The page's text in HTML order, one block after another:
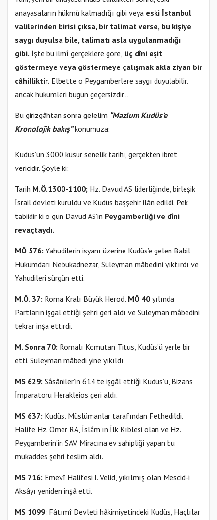
anayasaların hükmü kalmadığı gibi veya eski İstanbul
valilerinden birisi çıksa, bir talimat verse, bu kişiye
saygı duyulsa bile, talimatı asla uygulanmadığı
gibi. İşte bu ilmî gerçeklere göre, üç dîni eşit
göstermeye veya göstermeye çalışmak akla ziyan bir
câhilliktir. Elbette o Peygamberlere saygı duyulabilir,
ancak hükümleri bugün geçersizdir…
Bu girizgâhtan sonra gelelim “Mazlum Kudüs'e
Kronolojik bakış”konumuza:
Kudüs’ün 3000 küsur senelik tarihi, gerçekten ibret
vericidir. Şöyle ki:
Tarih M.Ö.1300-1100; Hz. Davud AS liderliğinde, birleşik
İsrail devleti kuruldu ve Kudüs başşehir ilân edildi. Pek
tabiidir ki o gün Davud AS’in Peygamberliği ve dîni
revaçtaydı.
MÖ 576: Yahudilerin isyanı üzerine Kudüs’e gelen Babil
Hükümdarı Nebukadnezar, Süleyman mâbedini yıktırdı ve
Yahudileri sürgün etti.
M.Ö. 37: Roma Kralı Büyük Herod, MÖ 40 yılında
Partların işgal ettiği şehri geri aldı ve Süleyman mâbedini
tekrar inşa ettirdi.
M. Sonra 70: Romalı Komutan Titus, Kudüs’ü yerle bir
etti. Süleyman mâbedi yine yıkıldı.
MS 629: Sâsâniler’in 614’te işgâl ettiği Kudüs’ü, Bizans
İmparatoru Herakleios geri aldı.
MS 637: Kudüs, Müslümanlar tarafından Fethedildi.
Halife Hz. Ömer RA, İslâm’ın İlk Kıblesi olan ve Hz.
Peygamberin’in SAV, Miracına ev sahipliği yapan bu
mukaddes şehri teslim aldı.
MS 716: Emevî Halifesi I. Velid, yıkılmış olan Mescid-i
Aksâyı yeniden inşâ etti.
MS 1099: Fâtımî Devleti hâkimiyetindeki Kudüs, Haçlılar